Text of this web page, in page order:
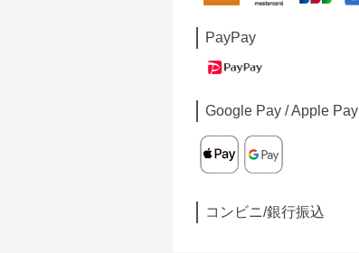
PayPay
Google Pay / Apple Pay
コンビニ/銀行振込